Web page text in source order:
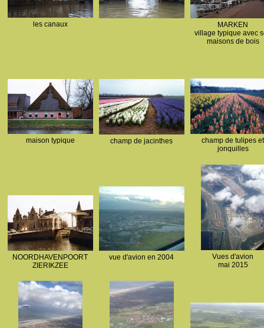
les canaux
MARKEN
village typique avec
maisons de bois
maison typique champ de jacinthes
champ de tulipes et
jonquilles
NOORDHAVENPOORT
ZIERIKZEE
vue d'avion en 2004
Vues d'avion
mai 2015